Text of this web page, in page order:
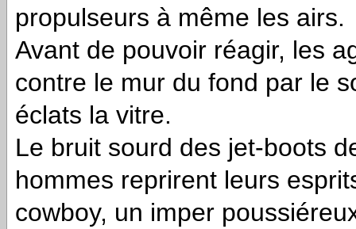
propulseurs à même les airs.
Avant de pouvoir réagir, les
contre le mur du fond par le
éclats la vitre.
Le bruit sourd des jet-boots
hommes reprirent leurs
cowboy, un imper